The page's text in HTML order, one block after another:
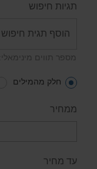
תגיות חיפוש
מספר תווים מינימאלי: 2
חלק מהמילים
ממחיר
עד מחיר